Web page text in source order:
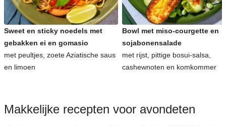
Sweet en sticky noedels met
gebakken ei en gomasio
met peultjes, zoete Aziatische saus
en limoen
Bowl met miso-courgette en
sojabonensalade
met rijst, pittige bosui-salsa,
cashewnoten en komkommer
Makkelijke recepten voor avondeten